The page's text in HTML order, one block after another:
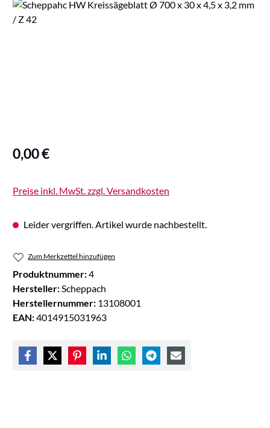
Bildergalerie überspringen
Regulärer Preis:
0,00 €
Preise inkl. MwSt. zzgl. Versandkosten
Leider vergriffen. Artikel wurde nachbestellt.
Zum Merkzettel hinzufügen
Produktnummer:4
Hersteller: Scheppach
Herstellernummer: 13108001
EAN:4014915031963